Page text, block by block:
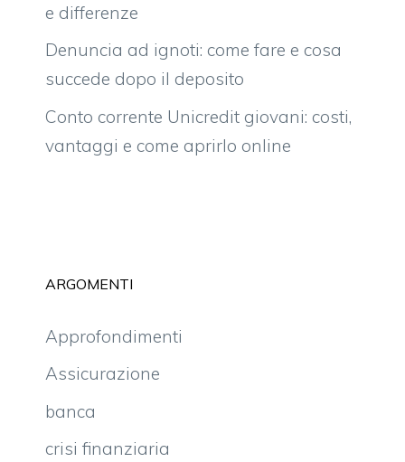
e differenze
Denuncia ad ignoti: come fare e cosa
succede dopo il deposito
Conto corrente Unicredit giovani: costi,
vantaggi e come aprirlo online
ARGOMENTI
Approfondimenti
Assicurazione
banca
crisi finanziaria